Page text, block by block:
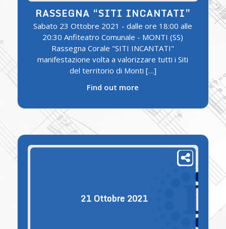
RASSEGNA “SITI INCANTATI”
Sabato 23 Ottobre 2021 - dalle ore 18:00 alle
20:30 Anfiteatro Comunale - MONTI (SS)
Rassegna Corale "SITI INCANTATI"
manifestazione volta a valorizzare tutti i Siti
del territorio di Monti […]
Find out more
21 Ottobre 2021